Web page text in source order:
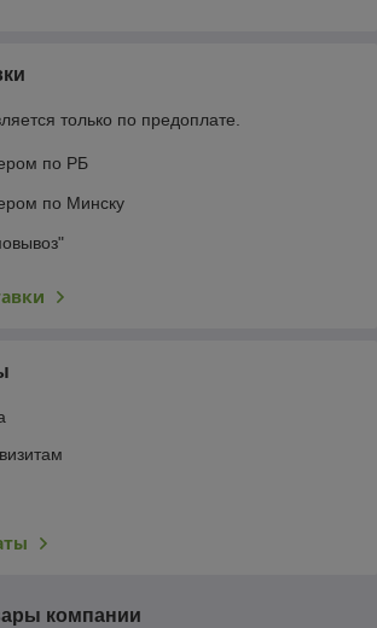
только по предоплате.
по РБ
по Минску
компании